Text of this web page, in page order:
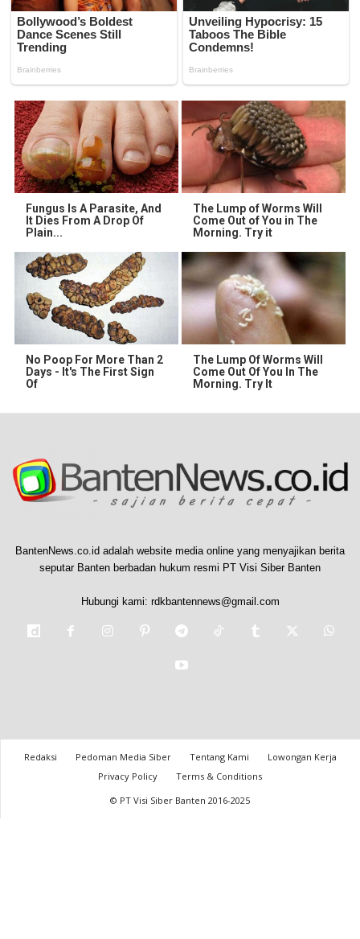
Fungus Is A Parasite, And
It Dies From A Drop Of
Plain...
The Lump of Worms Will
Come Out of You in The
Morning. Try it
No Poop For More Than 2
Days - It's The First Sign
Of
The Lump Of Worms Will
Come Out Of You In The
Morning. Try It
BantenNews.co.id adalah website media online yang menyajikan berita
seputar Banten berbadan hukum resmi PT Visi Siber Banten
Hubungi kami: rdkbantennews@gmail.com
Redaksi Pedoman Media Siber Tentang Kami
Lowongan Kerja
Privacy Policy
Terms & Conditions
© PT Visi Siber Banten 2016-2025